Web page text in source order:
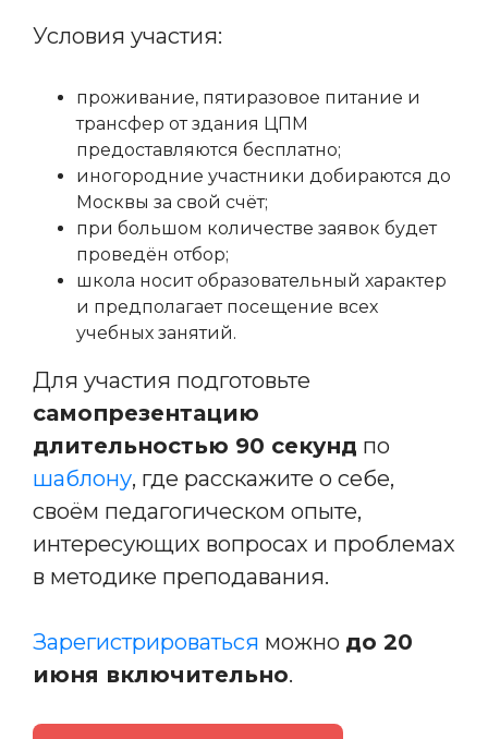
Условия участия:
проживание, пятиразовое питание и
трансфер от здания ЦПМ
предоставляются бесплатно;
иногородние участники добираются до
Москвы за свой счёт;
при большом количестве заявок будет
проведён отбор;
школа носит образовательный характер
и предполагает посещение всех
учебных занятий.
Для участия подготовьте
самопрезентацию
длительностью 90 секунд по
шаблону, где расскажите о себе,
своём педагогическом опыте,
интересующих вопросах и проблемах
в методике преподавания.
Зарегистрироваться можно до 20
июня включительно.